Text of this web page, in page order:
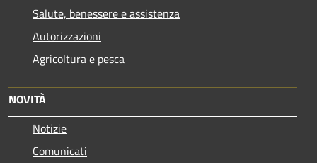
Salute, benessere e assistenza
Autorizzazioni
Agricoltura e pesca
NOVITÀ
Notizie
Comunicati